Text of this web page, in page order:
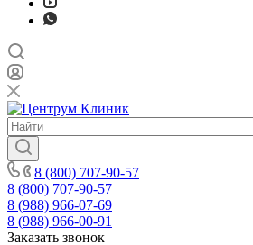
8 (800) 707-90-57
8 (800) 707-90-57
8 (988) 966-07-69
8 (988) 966-00-91
Заказать звонок